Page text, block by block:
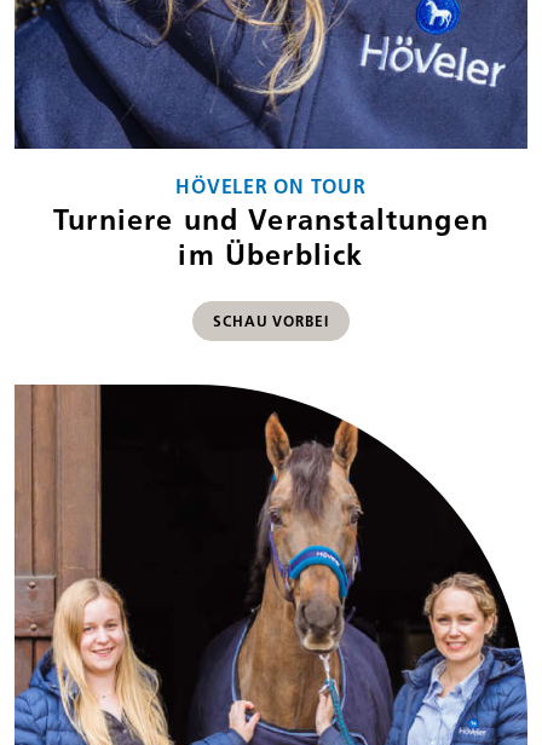
HÖVELER ON TOUR
Turniere und Veranstaltungen
im Überblick
SCHAU VORBEI